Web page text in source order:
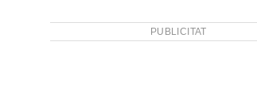
PUBLICITAT